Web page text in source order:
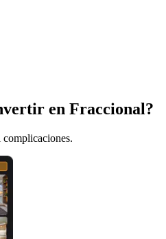
en Fraccional?